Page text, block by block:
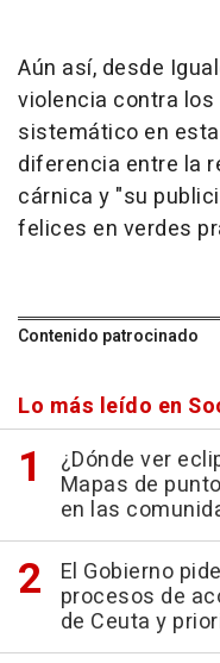
Aún así, desde
violencia contra
sistemático en
diferencia entre la
cárnica y "su
felices en verdes
Contenido patrocinado
Lo más leído en
¿Dónde ver
Mapas de
en las
El Gobierno
procesos de
de Ceuta y